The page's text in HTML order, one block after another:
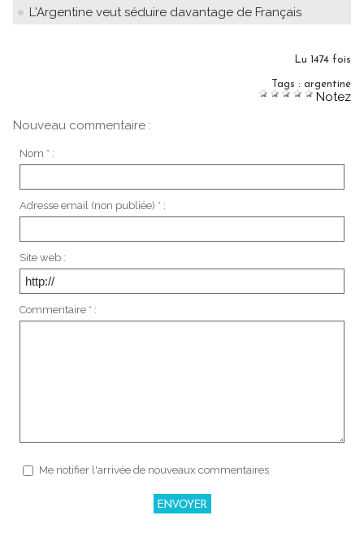
L'Argentine veut séduire davantage de Français
Lu 1474 fois
Tags : argentine
Notez
Nouveau commentaire :
Nom * :
Adresse email (non publiée) * :
Site web :
Commentaire * :
Me notifier l'arrivée de nouveaux commentaires